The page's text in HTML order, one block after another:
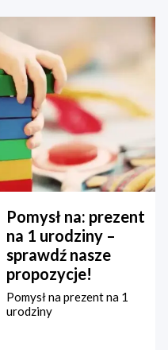
Pomysł na: prezent
na 1 urodziny –
sprawdź nasze
propozycje!
Pomysł na prezent na 1
urodziny